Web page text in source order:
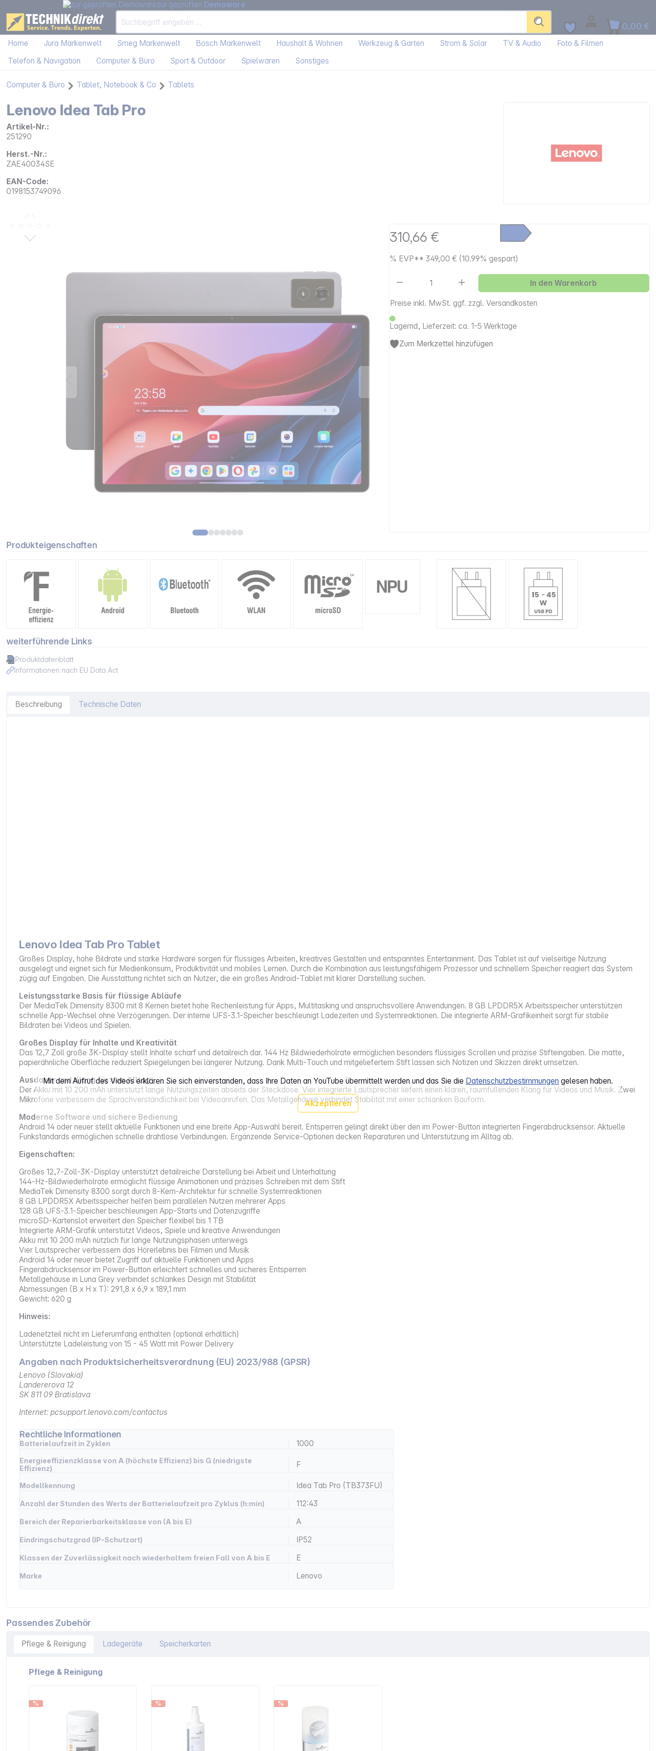
zur geprüften Demoware
0,00 €
Home Jura Markenwelt Smeg Markenwelt Bosch Markenwelt Haushalt & Wohnen Werkzeug & Garten Strom & Solar TV & Audio
Foto & Filmen
Telefon & Navigation
Computer & Büro Sport & Outdoor Spielwaren Sonstiges
Computer & Büro Tablet, Notebook & Co Tablets
Lenovo Idea Tab Pro
Artikel-Nr.:
251290
Herst.-Nr.:
ZAE40034SE
EAN-Code:
0198153749096
310,66 €
% EVP**349,00 € (10.99% gespart)
Preise inkl. MwSt. ggf. zzgl. Versandkosten
Lagernd, Lieferzeit: ca. 1-5 Werktage
Artikel Anzahl: Gib den gewünschten Wert ein
In den Warenkorb
Zum Merkzettel hinzufügen
Produkteigenschaften
weiterführende Links
Produktdatenblatt
Informationen nach EU Data Act
Beschreibung Technische Daten
Mit dem Aufruf des Videos erklären Sie sich einverstanden, dass Ihre Daten an YouTube übermittelt werden und das Sie die Datenschutzbestimmungen gelesen haben.
Akzeptieren
Lenovo Idea Tab Pro Tablet
Großes Display, hohe Bildrate und starke Hardware sorgen für flüssiges Arbeiten, kreatives Gestalten und entspanntes Entertainment. Das Tablet ist auf vielseitige Nutzung
ausgelegt und eignet sich für Medienkonsum, Produktivität und mobiles Lernen. Durch die Kombination aus leistungsfähigem Prozessor und schnellem Speicher reagiert das System
zügig auf Eingaben. Die Ausstattung richtet sich an Nutzer, die ein großes Android‑Tablet mit klarer Darstellung suchen.
Leistungsstarke Basis für flüssige Abläufe
Der MediaTek Dimensity 8300 mit 8 Kernen bietet hohe Rechenleistung für Apps, Multitasking und anspruchsvollere Anwendungen. 8 GB LPDDR5X Arbeitsspeicher unterstützen
schnelle App‑Wechsel ohne Verzögerungen. Der interne UFS‑3.1‑Speicher beschleunigt Ladezeiten und Systemreaktionen. Die integrierte ARM‑Grafikeinheit sorgt für stabile
Bildraten bei Videos und Spielen.
Großes Display für Inhalte und Kreativität
Das 12,7 Zoll große 3K‑Display stellt Inhalte scharf und detailreich dar. 144 Hz Bildwiederholrate ermöglichen besonders flüssiges Scrollen und präzise Stifteingaben. Die matte,
papierähnliche Oberfläche reduziert Spiegelungen bei längerer Nutzung. Dank Multi‑Touch und mitgeliefertem Stift lassen sich Notizen und Skizzen direkt umsetzen.
Ausdauer und Klang für den Alltag
Der Akku mit 10 200 mAh unterstützt lange Nutzungszeiten abseits der Steckdose. Vier integrierte Lautsprecher liefern einen klaren, raumfüllenden Klang für Videos und Musik. Zwei
Mikrofone verbessern die Sprachverständlichkeit bei Videoanrufen. Das Metallgehäuse verbindet Stabilität mit einer schlanken Bauform.
Moderne Software und sichere Bedienung
Android 14 oder neuer stellt aktuelle Funktionen und eine breite App‑Auswahl bereit. Entsperren gelingt direkt über den im Power‑Button integrierten Fingerabdrucksensor. Aktuelle
Funkstandards ermöglichen schnelle drahtlose Verbindungen. Ergänzende Service‑Optionen decken Reparaturen und Unterstützung im Alltag ab.
Eigenschaften:
Großes 12,7‑Zoll‑3K‑Display unterstützt detailreiche Darstellung bei Arbeit und Unterhaltung
144‑Hz‑Bildwiederholrate ermöglicht flüssige Animationen und präzises Schreiben mit dem Stift
MediaTek Dimensity 8300 sorgt durch 8‑Kern‑Architektur für schnelle Systemreaktionen
8 GB LPDDR5X Arbeitsspeicher helfen beim parallelen Nutzen mehrerer Apps
128 GB UFS‑3.1‑Speicher beschleunigen App‑Starts und Datenzugriffe
microSD‑Kartenslot erweitert den Speicher flexibel bis 1 TB
Integrierte ARM‑Grafik unterstützt Videos, Spiele und kreative Anwendungen
Akku mit 10 200 mAh nützlich für lange Nutzungsphasen unterwegs
Vier Lautsprecher verbessern das Hörerlebnis bei Filmen und Musik
Android 14 oder neuer bietet Zugriff auf aktuelle Funktionen und Apps
Fingerabdrucksensor im Power‑Button erleichtert schnelles und sicheres Entsperren
Metallgehäuse in Luna Grey verbindet schlankes Design mit Stabilität
Abmessungen (B x H x T): 291,8 x 6,9 x 189,1 mm
Gewicht: 620 g
Hinweis:
Ladenetzteil nicht im Lieferumfang enthalten (optional erhältlich)
Unterstützte Ladeleistung von 15 - 45 Watt mit Power Delivery
Angaben nach Produktsicherheitsverordnung (EU) 2023/988 (GPSR)
Lenovo (Slovakia)
Landererova 12
SK 811 09 Bratislava
Internet: pcsupport.lenovo.com/contactus
Rechtliche Informationen
Batterielaufzeit in Zyklen 1000
Energieeffizienzklasse von A (höchste Effizienz) bis G (niedrigste
Effizienz)
F
Modellkennung Idea Tab Pro (TB373FU)
Anzahl der Stunden des Werts der Batterielaufzeit pro Zyklus (h:min) 112:43
Bereich der Reparierbarkeitsklasse von (A bis E) A
Eindringschutzgrad (IP-Schutzart) IP52
Klassen der Zuverlässigkeit nach wiederholtem freien Fall von A bis E E
Marke Lenovo
Passendes Zubehör
Pflege & Reinigung Ladegeräte Speicherkarten
Artikelgalerie überspringen
Pflege & Reinigung
% % %